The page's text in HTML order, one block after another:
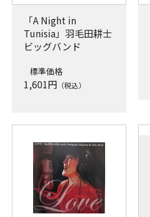
「A Night in
Tunisia」羽毛田耕士
ビッグバンド
標準価格
1,601円 （税込）